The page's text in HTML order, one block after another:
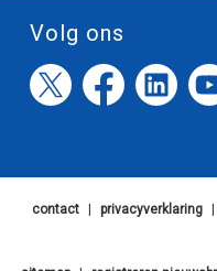
Volg ons
contact privacyverklaring